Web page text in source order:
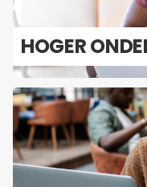
HOGER